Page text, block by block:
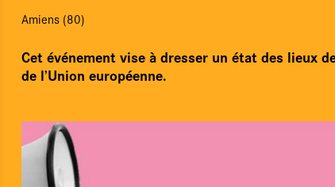
Amiens (80)
Cet événement vise à dresser un état des lieux
de l’Union européenne.